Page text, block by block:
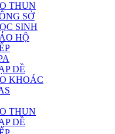
THUN
SỞ
SINH
HỘ
DỀ
KHOÁC
THUN
DỀ